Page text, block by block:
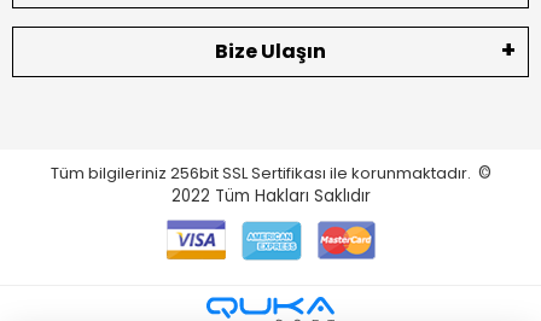
Bize Ulaşın
Tüm bilgileriniz 256bit SSL Sertifikası ile korunmaktadır. ©
2022 Tüm Hakları Saklıdır